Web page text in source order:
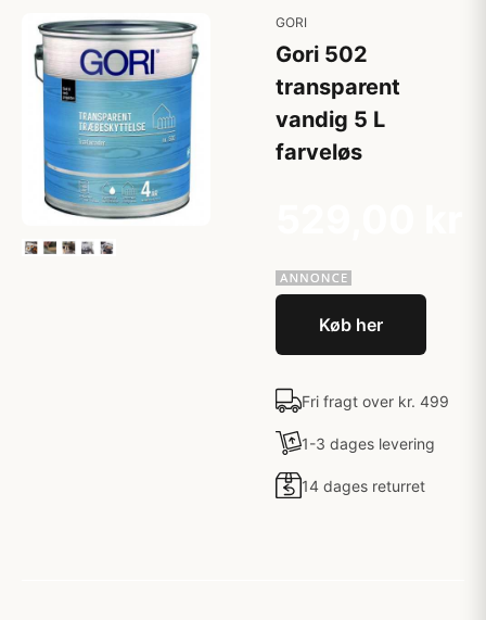
GORI
Gori 502
transparent
vandig 5 L
farveløs
Køb her
Fri fragt over kr. 499
1-3 dages levering
14 dages returret